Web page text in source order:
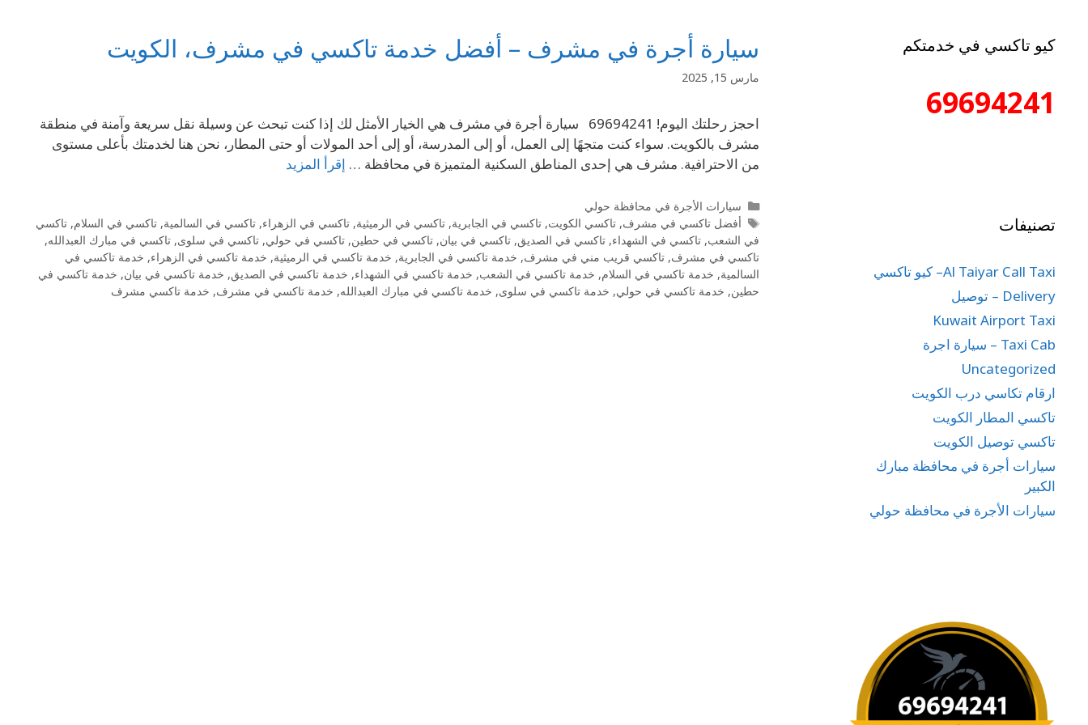
سيارة أجرة في مشرف – أفضل خدمة تاكسي في مشرف، الكويت
مارس 15, 2025
احجز رحلتك اليوم! 69694241 سيارة أجرة في مشرف هي الخيار الأمثل لك إذا كنت تبحث عن وسيلة نقل سريعة وآمنة في منطقة
مشرف بالكويت. سواء كنت متجهًا إلى العمل، أو إلى المدرسة، أو إلى أحد المولات أو حتى المطار، نحن هنا لخدمتك بأعلى مستوى
من الاحترافية. مشرف هي إحدى المناطق السكنية المتميزة في محافظة … إقرأ المزيد
سيارات الأجرة في محافظة حولي
أفضل تاكسي في مشرف, تاكسي الكويت, تاكسي في الجابرية, تاكسي في الرميثية, تاكسي في الزهراء, تاكسي في السالمية, تاكسي في السلام, تاكسي
في الشعب, تاكسي في الشهداء, تاكسي في الصديق, تاكسي في بيان, تاكسي في حطين, تاكسي في حولي, تاكسي في سلوى, تاكسي في مبارك العبدالله,
تاكسي في مشرف, تاكسي قريب مني في مشرف, خدمة تاكسي في الجابرية, خدمة تاكسي في الرميثية, خدمة تاكسي في الزهراء, خدمة تاكسي في
السالمية, خدمة تاكسي في السلام, خدمة تاكسي في الشعب, خدمة تاكسي في الشهداء, خدمة تاكسي في الصديق, خدمة تاكسي في بيان, خدمة تاكسي في
حطين, خدمة تاكسي في حولي, خدمة تاكسي في سلوى, خدمة تاكسي في مبارك العبدالله, خدمة تاكسي في مشرف, خدمة تاكسي مشرف
كيو تاكسي في خدمتكم
69694241
تصنيفات
Al Taiyar Call Taxi– كيو تاكسي
Delivery – توصيل
Kuwait Airport Taxi
Taxi Cab – سيارة اجرة
Uncategorized
ارقام تكاسي درب الكويت
تاكسي المطار الكويت
تاكسي توصيل الكويت
سيارات أجرة في محافظة مبارك
الكبير
سيارات الأجرة في محافظة حولي